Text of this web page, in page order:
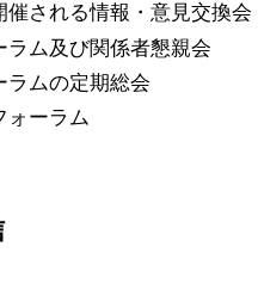
催される情報・意見交換会
ラム及び関係者懇親会
ラムの定期総会
ォーラム